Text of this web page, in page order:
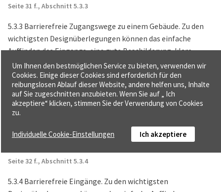
Seite 31 f., Abschnitt 5.3.3
5.3.3 Barrierefreie Zugangswege zu einem Gebäude. Zu den
wichtigsten Designüberlegungen können das einfache
Auffinden des Eingangs, eine gute Beschilderung, klare
Wegeführungen für Fußgänger, die vom Kraftfahrzeug- und
Fahrradverkehr getrennt sind, k ...
5.3.4 Schlüsselbereiche für die
Barrierefreie Eingänge - Barrierefreiheit
Seite 32 f., Abschnitt 5.3.4
5.3.4 Barrierefreie Eingänge. Zu den wichtigsten
Um Ihnen den bestmöglichen Service zu bieten, verwenden wir
Cookies. Einige dieser Cookies sind erforderlich für den
reibungslosen Ablauf dieser Website, andere helfen uns, Inhalte
auf Sie zugeschnitten anzubieten. Wenn Sie auf „ Ich
akzeptiere“ klicken, stimmen Sie der Verwendung von Cookies
zu.
Individuelle Cookie-Einstellungen Ich akzeptiere